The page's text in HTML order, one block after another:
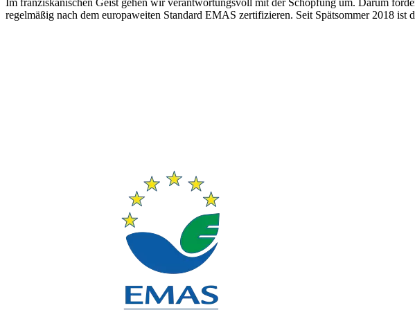
regelmäßig nach dem europaweiten Standard EMAS zertifizieren. Seit Spätsommer 2018